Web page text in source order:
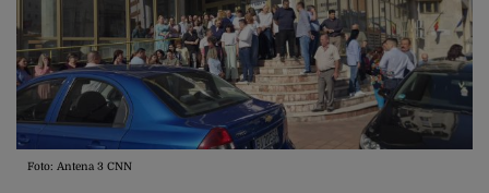
Foto: Antena 3 CNN